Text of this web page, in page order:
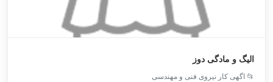
الیگ و مادگی دوز
📂 اگهی کار نیروی فنی و مهندسی